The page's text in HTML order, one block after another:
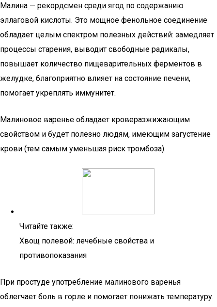
Малина — рекордсмен среди ягод по содержанию
эллаговой кислоты. Это мощное фенольное соединение
обладает целым спектром полезных действий: замедляет
процессы старения, выводит свободные радикалы,
повышает количество пищеварительных ферментов в
желудке, благоприятно влияет на состояние печени,
помогает укреплять иммунитет.
Малиновое варенье обладает кроверазжижающим
свойством и будет полезно людям, имеющим загустение
крови (тем самым уменьшая риск тромбоза).
Читайте также:
Хвощ полевой: лечебные свойства и
противопоказания
При простуде употребление малинового варенья
облегчает боль в горле и помогает понижать температуру.